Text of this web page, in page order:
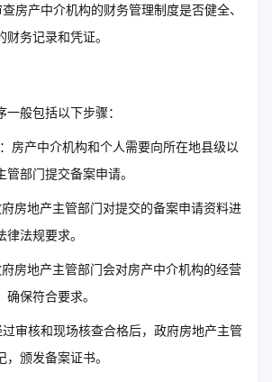
查房产中介机构的财务管理制度是否健全、
务记录和凭证。
般包括以下步骤：
：房产中介机构和个人需要向所在地县级以
管部门提交备案申请。
府房地产主管部门对提交的备案申请资料进
法规要求。
府房地产主管部门会对房产中介机构的经营
保符合要求。
过审核和现场核查合格后，政府房地产主管
颁发备案证书。